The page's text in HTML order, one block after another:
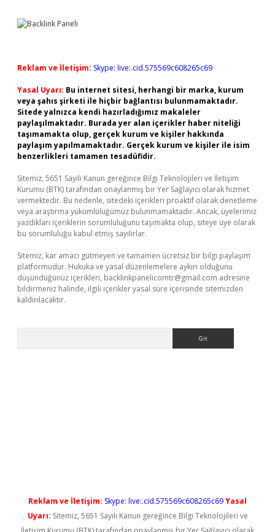
Reklam ve İletişim: Skype: live:.cid.575569c608265c69
Yasal Uyarı: Bu internet sitesi, herhangi bir marka, kurum
veya şahıs şirketi ile hiçbir bağlantısı bulunmamaktadır.
Sitede yalnızca kendi hazırladığımız makaleler
paylaşılmaktadır. Burada yer alan içerikler haber niteliği
taşımamakta olup, gerçek kurum ve kişiler hakkında
paylaşım yapılmamaktadır. Gerçek kurum ve kişiler ile isim
benzerlikleri tamamen tesadüfidir.
Sitemiz, 5651 Sayılı Kanun gereğince Bilgi Teknolojileri ve İletişim
Kurumu (BTK) tarafından onaylanmış bir Yer Sağlayıcı olarak hizmet
vermektedir. Bu nedenle, sitedeki içerikleri proaktif olarak denetleme
veya araştırma yükümlülüğümüz bulunmamaktadır. Ancak, üyelerimiz
yazdıkları içeriklerin sorumluluğunu taşımakta olup, siteye üye olarak
bu sorumluluğu kabul etmiş sayılırlar.
Sitemiz, kar amacı gütmeyen ve tamamen ücretsiz bir bilgi paylaşım
platformudur. Hukuka ve yasal düzenlemelere aykırı olduğunu
düşündüğünüz içerikleri, backlinkpanelicomtr@gmail.com adresine
bildirmeniz halinde, ilgili içerikler yasal süre içerisinde sitemizden
kaldırılacaktır.
Reklam ve İletişim: Skype: live:.cid.575569c608265c69Yasal
Uyarı: Sitemiz, 5651 Sayılı Kanun gereğince Bilgi Teknolojileri ve